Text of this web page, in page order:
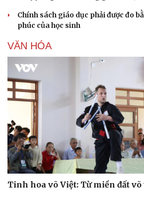
Chính sách giáo dục phải được đo
phúc của học sinh
VĂN HÓA
Tinh hoa võ Việt: Từ miền đất